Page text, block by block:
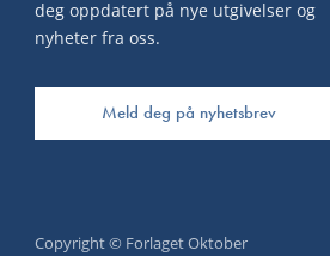
deg oppdatert på nye utgivelser og
nyheter fra oss.
Meld deg på nyhetsbrev
Copyright © Forlaget Oktober